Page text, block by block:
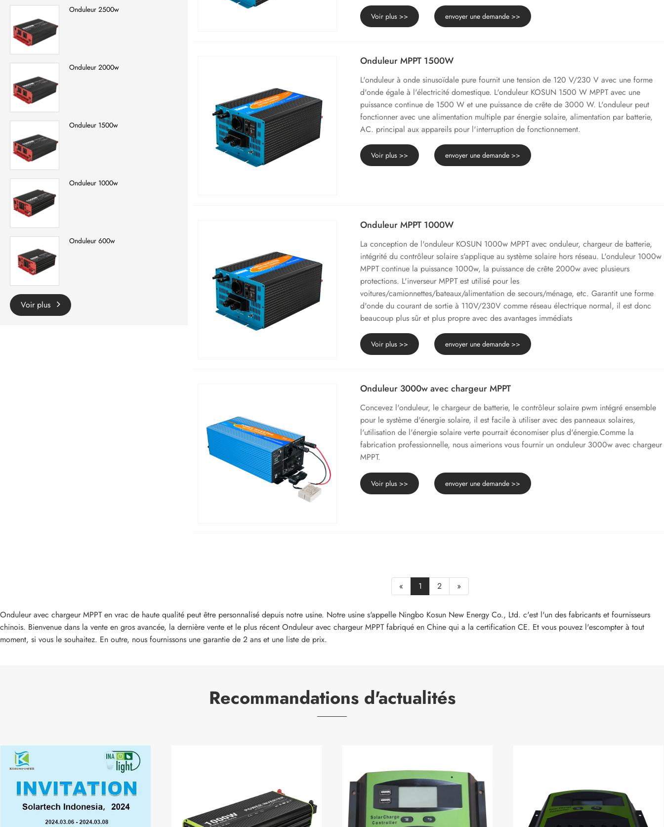
Onduleur 2500w
Onduleur 2000w
Onduleur 1500w
Onduleur 1000w
Onduleur 600w
Voir plus
Voir plus >> envoyer une demande >>
Onduleur MPPT 1500W
L'onduleur à onde sinusoïdale pure fournit une tension de 120 V/230 V avec une forme
d'onde égale à l'électricité domestique. L'onduleur KOSUN 1500 W MPPT avec une
puissance continue de 1500 W et une puissance de crête de 3000 W. L'onduleur peut
fonctionner avec une alimentation multiple par énergie solaire, alimentation par batterie,
AC. principal aux appareils pour l'interruption de fonctionnement.
Voir plus >> envoyer une demande >>
Onduleur MPPT 1000W
La conception de l'onduleur KOSUN 1000w MPPT avec onduleur, chargeur de batterie,
intégrité du contrôleur solaire s'applique au système solaire hors réseau. L'onduleur 1000w
MPPT continue la puissance 1000w, la puissance de crête 2000w avec plusieurs
protections. L'inverseur MPPT est utilisé pour les
voitures/camionnettes/bateaux/alimentation de secours/ménage, etc. Garantit une forme
d'onde du courant de sortie à 110V/230V comme réseau électrique normal, il est donc
beaucoup plus sûr et plus propre avec des avantages immédiats
Voir plus >> envoyer une demande >>
Onduleur 3000w avec chargeur MPPT
Concevez l'onduleur, le chargeur de batterie, le contrôleur solaire pwm intégré ensemble
pour le système d'énergie solaire, il est facile à utiliser avec des panneaux solaires,
l'utilisation de l'énergie solaire verte pourrait économiser plus d'énergie.Comme la
fabrication professionnelle, nous aimerions vous fournir un onduleur 3000w avec chargeur
MPPT.
Voir plus >> envoyer une demande >>
« 1 2 »
Onduleur avec chargeur MPPT en vrac de haute qualité peut être personnalisé depuis notre usine. Notre usine s'appelle Ningbo Kosun New Energy Co., Ltd. c'est l'un des fabricants et fournisseurs
chinois. Bienvenue dans la vente en gros avancée, la dernière vente et le plus récent Onduleur avec chargeur MPPT fabriqué en Chine qui a la certification CE. Et vous pouvez l'escompter à tout
moment, si vous le souhaitez. En outre, nous fournissons une garantie de 2 ans et une liste de prix.
Recommandations d'actualités